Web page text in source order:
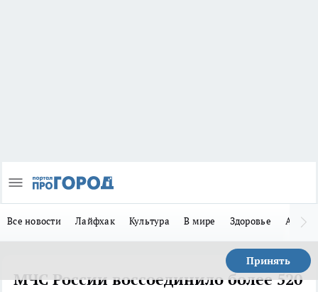
Все новости Лайфхак Культура В мире Здоровье Авто
Принять
МЧС России воссоединило более 520